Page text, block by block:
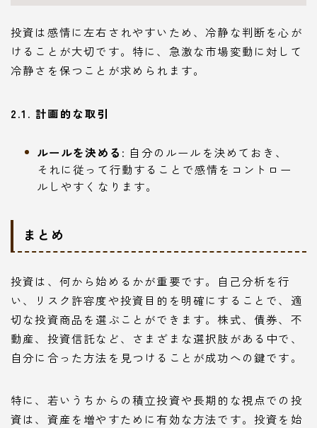
投資は感情に左右されやすいため、冷静な判断を心が
けることが大切です。特に、急激な市場変動に対して
冷静さを保つことが求められます。
2.1. 計画的な取引
ルールを決める : 自分のルールを決めておき、
それに従って行動することで感情をコントロー
ルしやすくなります。
まとめ
投資は、何から始めるかが重要です。自己分析を行
い、リスク許容度や投資目的を明確にすることで、適
切な投資商品を選ぶことができます。株式、債券、不
動産、投資信託など、さまざまな選択肢がある中で、
自分に合った方法を見つけることが成功への鍵です。
特に、若いうちからの積立投資や長期的な視点での投
資は、資産を増やすために有効な方法です。投資を始